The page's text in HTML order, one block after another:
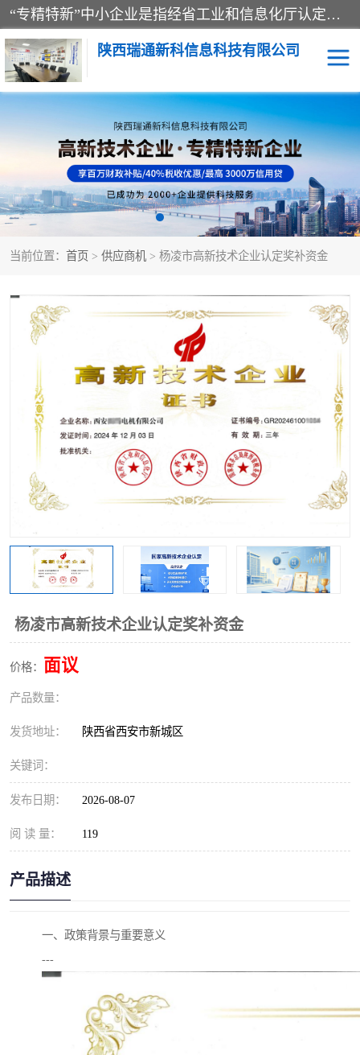
“专精特新”中小企业是指经省工业和信息化厅认定，专注于细分市场、掌握关键核心技术、创新能力强、市场占有率高、质量效益优，在专业化、精细化、特色化、新颖化等方面表现突出的中小企业。
陕西瑞通新科信息科技有限公司
当前位置： 首页 > 供应商机 > 杨凌市高新技术企业认定奖补资金
杨凌市高新技术企业认定奖补资金
价格： 面议
产品数量：
发货地址： 陕西省西安市新城区
关键词：
发布日期： 2026-08-07
阅 读 量： 119
产品描述
一、政策背景与重要意义
---